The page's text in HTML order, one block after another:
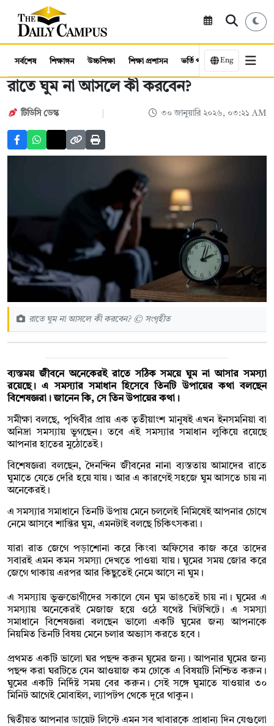
সর্বশেষ শিক্ষাঙ্গন উচ্চশিক্ষা শিক্ষা প্রশাসন ভর্তি পরীক্ষা কর্মসংস্থান
Eng
রাতে ঘুম না আসলে কী করবেন?
টিডিসি ডেস্ক ৩০ জানুয়ারি ২০২৬, ০৩:২১ AM
রাতে ঘুম না আসলে কী করবেন? © সংগৃহীত
ব্যস্তময় জীবনে অনেকেরই রাতে সঠিক সময়ে ঘুম না আসার সমস্যা
রয়েছে। এ সমস্যার সমাধান হিসেবে তিনটি উপায়ের কথা বলছেন
বিশেষজ্ঞরা। জানেন কি, সে তিন উপায়ের কথা।
সমীক্ষা বলছে, পৃথিবীর প্রায় এক তৃতীয়াংশ মানুষই এখন ইনসমনিয়া বা
অনিদ্রা সমস্যায় ভুগছেন। তবে এই সমস্যার সমাধান লুকিয়ে রয়েছে
আপনার হাতের মুঠোতেই।
বিশেষজ্ঞরা বলছেন, দৈনন্দিন জীবনের নানা ব্যস্ততায় আমাদের রাতে
ঘুমাতে যেতে দেরি হয়ে যায়। আর এ কারণেই সহজে ঘুম আসতে চায় না
অনেকেরই।
এ সমস্যার সমাধানে তিনটি উপায় মেনে চললেই নিমিষেই আপনার চোখে
নেমে আসবে শান্তির ঘুম, এমনটাই বলছে চিকিৎসকরা।
যারা রাত জেগে পড়াশোনা করে কিংবা অফিসের কাজ করে তাদের
সবারই এমন কমন সমস্যা দেখতে পাওয়া যায়। ঘুমের সময় জোর করে
জেগে থাকায় এরপর আর কিছুতেই নেমে আসে না ঘুম।
এ সমস্যায় ভুক্তভোগীদের সকালে যেন ঘুম ভাঙতেই চায় না। ঘুমের এ
সমস্যায় অনেকেরই মেজাজ হয়ে ওঠে যথেষ্ট খিটখিটে। এ সমস্যা
সমাধানে বিশেষজ্ঞরা বলছেন ভালো একটি ঘুমের জন্য আপনাকে
নিয়মিত তিনটি বিষয় মেনে চলার অভ্যাস করতে হবে।
প্রথমত একটি ভালো ঘর পছন্দ করুন ঘুমের জন্য। আপনার ঘুমের জন্য
পছন্দ করা ঘরটিতে যেন আওয়াজ কম ঢোকে এ বিষয়টি নিশ্চিত করুন।
ঘুমের একটি নির্দিষ্ট সময় বের করুন। সেই সঙ্গে ঘুমাতে যাওয়ার ৩০
মিনিট আগেই মোবাইল, ল্যাপটপ থেকে দূরে থাকুন।
দ্বিতীয়ত আপনার ডায়েট লিস্টে এমন সব খাবারকে প্রাধান্য দিন যেগুলো